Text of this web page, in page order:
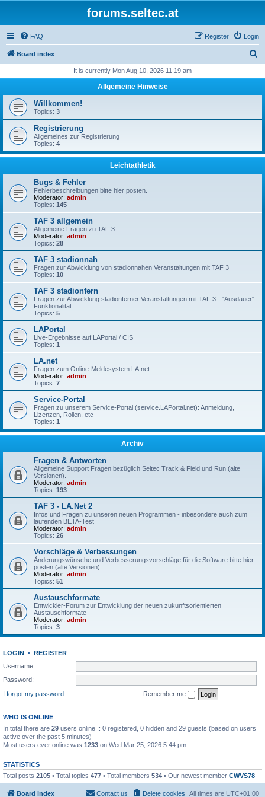
forums.seltec.at
FAQ Login
Register
Board index
r
It is currently Mon Aug 10, 2026 11:19 am
Allgemeine Hinweise
Willkommen!
Topics: 3
Registrierung
Allgemeines zur Registrierung
Topics: 4
Leichtathletik
Bugs & Fehler
Fehlerbeschreibungen bitte hier posten.
Moderator: admin
Topics: 145
TAF 3 allgemein
Allgemeine Fragen zu TAF 3
Moderator: admin
Topics: 28
TAF 3 stadionnah
Fragen zur Abwicklung von stadionnahen Veranstaltungen mit TAF 3
Topics: 10
TAF 3 stadionfern
Fragen zur Abwicklung stadionferner Veranstaltungen mit TAF 3 - "Ausdauer"-
Funktionalität
Topics: 5
LAPortal
Live-Ergebnisse auf LAPortal / CIS
Topics: 1
LA.net
Fragen zum Online-Meldesystem LA.net
Moderator: admin
Topics: 7
Service-Portal
Fragen zu unserem Service-Portal (service.LAPortal.net): Anmeldung,
Lizenzen, Rollen, etc
Topics: 1
Archiv
Fragen & Antworten
Allgemeine Support Fragen bezüglich Seltec Track & Field und Run (alte
Versionen).
Moderator: admin
Topics: 193
TAF 3 - LA.Net 2
Infos und Fragen zu unseren neuen Programmen - inbesondere auch zum
laufenden BETA-Test
Moderator: admin
Topics: 26
Vorschläge & Verbessungen
Änderungswünsche und Verbesserungsvorschläge für die Software bitte hier
posten (alte Versionen)
Moderator: admin
Topics: 51
Austauschformate
Entwickler-Forum zur Entwicklung der neuen zukunftsorientierten
Austauschformate
Moderator: admin
Topics: 3
LOGIN • REGISTER
Username:
Password:
I forgot my password
Remember me
WHO IS ONLINE
In total there are 29 users online :: 0 registered, 0 hidden and 29 guests (based on users
active over the past 5 minutes)
Most users ever online was 1233 on Wed Mar 25, 2026 5:44 pm
STATISTICS
Total posts 2105 • Total topics 477 • Total members 534 • Our newest member CWVS78
Board index All times are UTC+01:00
Delete cookies
Contact us